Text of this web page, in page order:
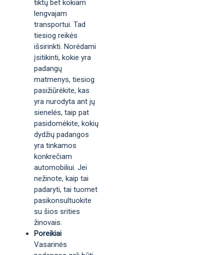
tiktų bet kokiam
lengvajam
transportui. Tad
tiesiog reikės
išsirinkti. Norėdami
įsitikinti, kokie yra
padangų
matmenys, tiesiog
pasižiūrėkite, kas
yra nurodyta ant jų
sienelės, taip pat
pasidomėkite, kokių
dydžių padangos
yra tinkamos
konkrečiam
automobiliui. Jei
nežinote, kaip tai
padaryti, tai tuomet
pasikonsultuokite
su šios srities
žinovais.
Poreikiai
Vasarinės